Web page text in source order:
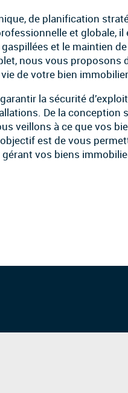
de planification
et globale,
et le maintien
nous vous proposons
de votre bien immobilier.
la sécurité
De la conception
veillons à ce que vos
est de vous
vos biens